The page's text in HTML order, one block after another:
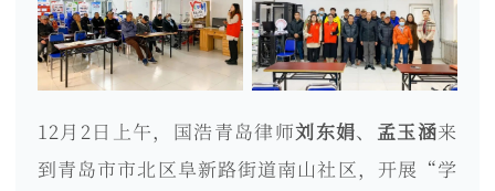
12月2日上午，国浩青岛律师刘东娟、 孟玉涵来
到青岛市市北区阜新路街道南山社区，开展“学